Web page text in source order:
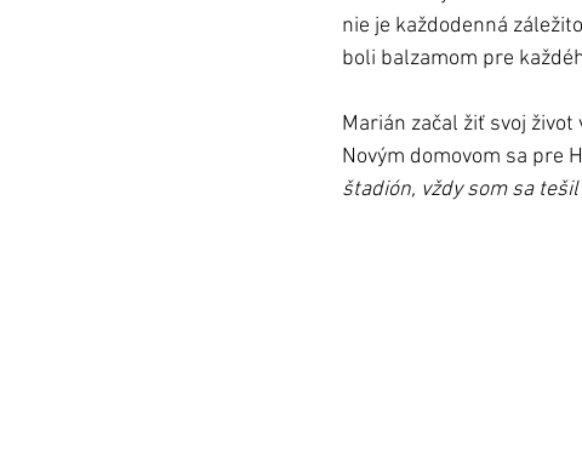
nie je každodenná
boli balzamom pre
Marián začal žiť svoj
Novým domovom sa pre
štadión, vždy som sa